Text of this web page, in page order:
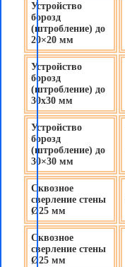
Устройство
борозд
(штробление) до
20×20 мм
Устройство
борозд
(штробление) до
30х30 мм
Устройство
борозд
(штробление) до
30×30 мм
Сквозное
сверление стены
Ø25 мм
Сквозное
сверление стены
Ø25 мм